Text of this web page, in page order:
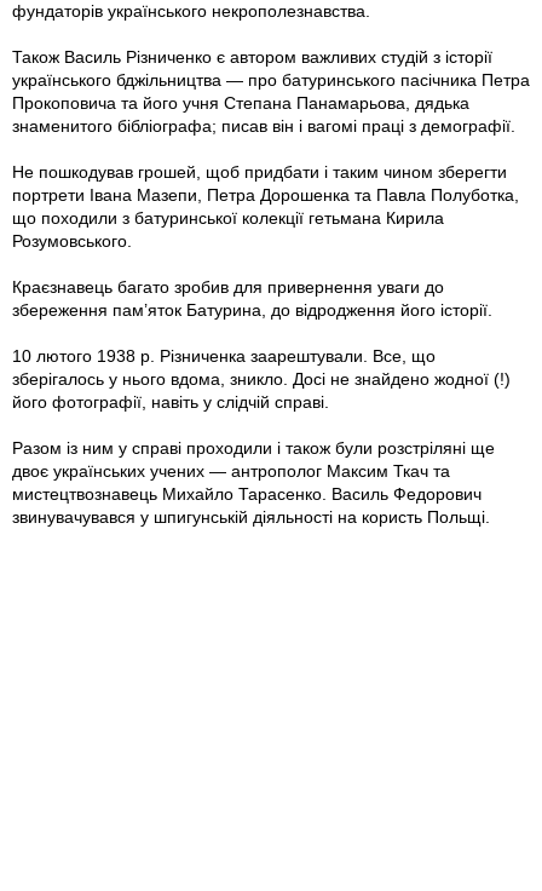
фундаторів українського некрополезнавства.
Також Василь Рiзниченко є автором важливих студій з історії
українського бджільництва — про батуринського пасічника Петра
Прокоповича та його учня Степана Панамарьова, дядька
знаменитого бібліографа; писав він і вагомі праці з демографії.
Не пошкодував грошей, щоб придбати і таким чином зберегти
портрети Івана Мазепи, Петра Дорошенка та Павла Полуботка,
що походили з батуринської колекції гетьмана Кирила
Розумовського.
Краєзнавець багато зробив для привернення уваги до
збереження пам’яток Батурина, до відродження його історії.
10 лютого 1938 р. Рiзниченка заарештували. Все, що
зберігалось у нього вдома, зникло. Досі не знайдено жодної (!)
його фотографії, навіть у слідчій справі.
Разом із ним у справі проходили і також були розстріляні ще
двоє українських учених — антрополог Максим Ткач та
мистецтвознавець Михайло Тарасенко. Василь Федорович
звинувачувався у шпигунській діяльності на користь Польщі.